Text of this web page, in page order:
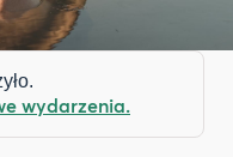
wydarzenia.